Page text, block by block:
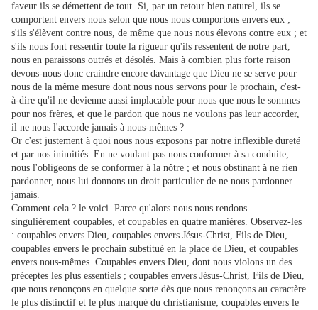
faveur ils se démettent de tout. Si, par un retour bien naturel, ils se
comportent envers nous selon que nous nous comportons envers eux ;
s'ils s'élèvent contre nous, de même que nous nous élevons contre eux ; et
s'ils nous font ressentir toute la rigueur qu'ils ressentent de notre part,
nous en paraissons outrés et désolés. Mais à combien plus forte raison
devons-nous donc craindre encore davantage que Dieu ne se serve pour
nous de la même mesure dont nous nous servons pour le prochain, c'est-
à-dire qu'il ne devienne aussi implacable pour nous que nous le sommes
pour nos frères, et que le pardon que nous ne voulons pas leur accorder,
il ne nous l'accorde jamais à nous-mêmes ?
Or c'est justement à quoi nous nous exposons par notre inflexible dureté
et par nos inimitiés. En ne voulant pas nous conformer à sa conduite,
nous l'obligeons de se conformer à la nôtre ; et nous obstinant à ne rien
pardonner, nous lui donnons un droit particulier de ne nous pardonner
jamais.
Comment cela ? le voici. Parce qu'alors nous nous rendons
singulièrement coupables, et coupables en quatre manières. Observez-les
: coupables envers Dieu, coupables envers Jésus-Christ, Fils de Dieu,
coupables envers le prochain substitué en la place de Dieu, et coupables
envers nous-mêmes. Coupables envers Dieu, dont nous violons un des
préceptes les plus essentiels ; coupables envers Jésus-Christ, Fils de Dieu,
que nous renonçons en quelque sorte dès que nous renonçons au caractère
le plus distinctif et le plus marqué du christianisme; coupables envers le